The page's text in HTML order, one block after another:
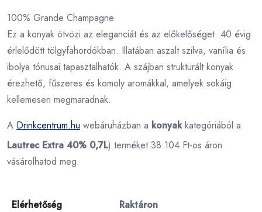
100% Grande Champagne
Ez a konyak ötvözi az eleganciát és az előkelőséget. 40 évig
érlelődött tölgyfahordókban. Illatában aszalt szilva, vanília és
ibolya tónusai tapasztalhatók. A szájban strukturált konyak
érezhető, fűszeres és komoly aromákkal, amelyek sokáig
kellemesen megmaradnak.
A Drinkcentrum.hu webáruházban a konyakkategóriából a
Lautrec Extra 40% 0,7L) terméket 38 104 Ft-os áron
vásárolhatod meg.
Elérhetőség Raktáron